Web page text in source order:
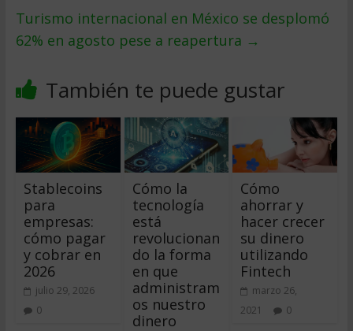
Turismo internacional en México se desplomó
62% en agosto pese a reapertura →
También te puede gustar
Stablecoins
para
empresas:
cómo pagar
y cobrar en
2026
julio 29, 2026
0
Cómo la
tecnología
está
revolucionan
do la forma
en que
administram
os nuestro
dinero
Cómo
ahorrar y
hacer crecer
su dinero
utilizando
Fintech
marzo 26,
2021
0